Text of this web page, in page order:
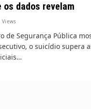
os dados revelam
Views
de Segurança Pública
o suicídio supera